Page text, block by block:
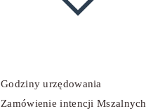
Godziny urzędowania
Zamówienie intencji Mszalnych